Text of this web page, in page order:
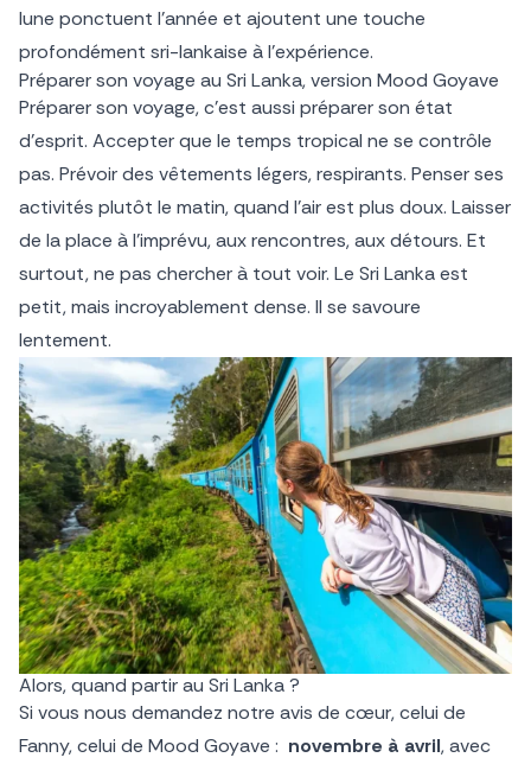
lune ponctuent l’année et ajoutent une touche
profondément sri-lankaise à l’expérience.
Préparer son voyage au Sri Lanka, version Mood Goyave
Préparer son voyage, c’est aussi préparer son état
d’esprit. Accepter que le temps tropical ne se contrôle
pas. Prévoir des vêtements légers, respirants. Penser ses
activités plutôt le matin, quand l’air est plus doux. Laisser
de la place à l’imprévu, aux rencontres, aux détours. Et
surtout, ne pas chercher à tout voir. Le Sri Lanka est
petit, mais incroyablement dense. Il se savoure
lentement.
Alors, quand partir au Sri Lanka ?
Si vous nous demandez notre avis de cœur, celui de
Fanny, celui de Mood Goyave : novembre à avril, avec